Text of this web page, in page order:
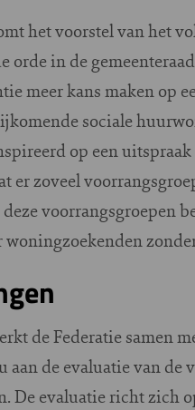
het voorstel van het
orde in de
meer kans maken op
sociale
op een
er zoveel
voorrangsgroepen
woningzoekenden
de Federatie samen
aan de evaluatie van
De evaluatie richt zich